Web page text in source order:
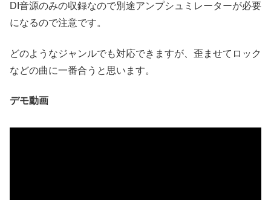
DI音源のみの収録なので別途アンプシュミレーターが必要
になるので注意です。
どのようなジャンルでも対応できますが、歪ませてロック
などの曲に一番合うと思います。
デモ動画